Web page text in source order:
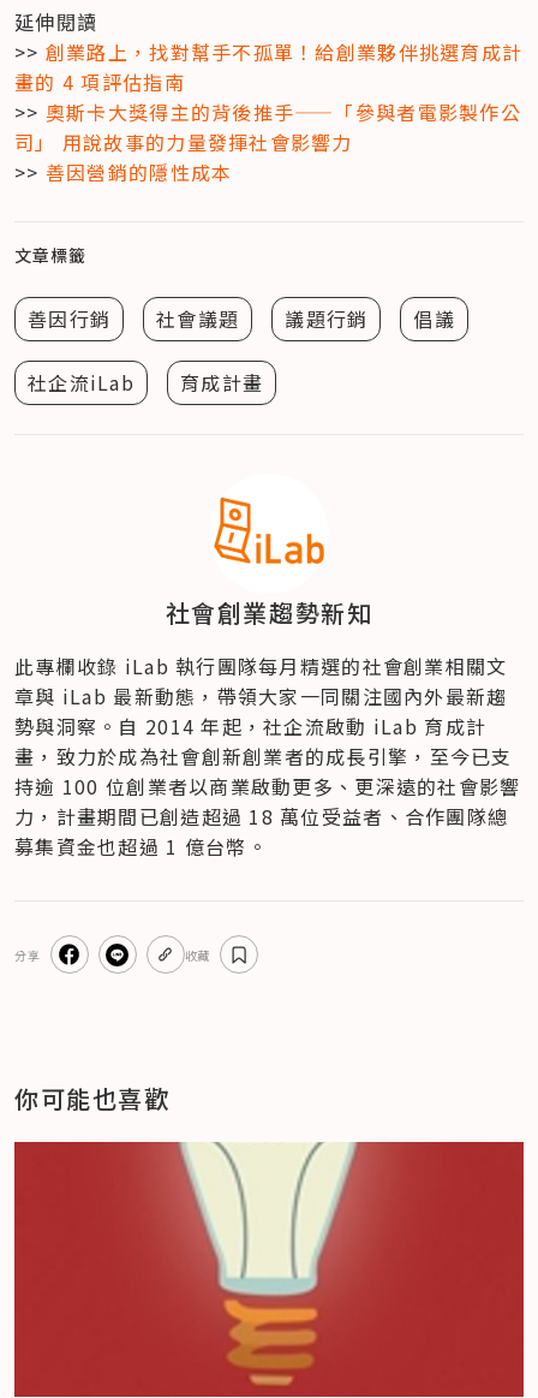
​延伸閱讀
>> 創業路上，找對幫手不孤單！給創業夥伴挑選育成計
畫的 4 項評估指南
>> 奧斯卡大獎得主的背後推手——「參與者電影製作公
司」 用說故事的力量發揮社會影響力
>> 善因營銷的隱性成本
文章標籤
善因行銷 社會議題 議題行銷 倡議
社企流iLab 育成計畫
社會創業趨勢新知
此專欄收錄 iLab 執行團隊每月精選的社會創業相關文
章與 iLab 最新動態，帶領大家一同關注國內外最新趨
勢與洞察。自 2014 年起，社企流啟動 iLab 育成計
畫，致力於成為社會創新創業者的成長引擎，至今已支
持逾 100 位創業者以商業啟動更多、更深遠的社會影響
力，計畫期間已創造超過 18 萬位受益者、合作團隊總
募集資金也超過 1 億台幣。
分享 收藏
你可能也喜歡